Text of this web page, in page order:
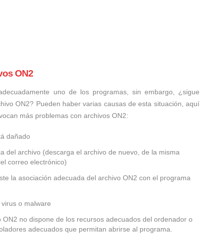
ON2
uno de los programas, sin embargo, ¿sigue
ON2? Pueden haber varias causas de esta situación, aquí
más problemas con archivos ON2:
dañado
del archivo (descarga el archivo de nuevo, de la misma
correo electrónico)
la asociación adecuada del archivo ON2 con el programa
o malware
no dispone de los recursos adecuados del ordenador o
adecuados que permitan abrirse al programa.